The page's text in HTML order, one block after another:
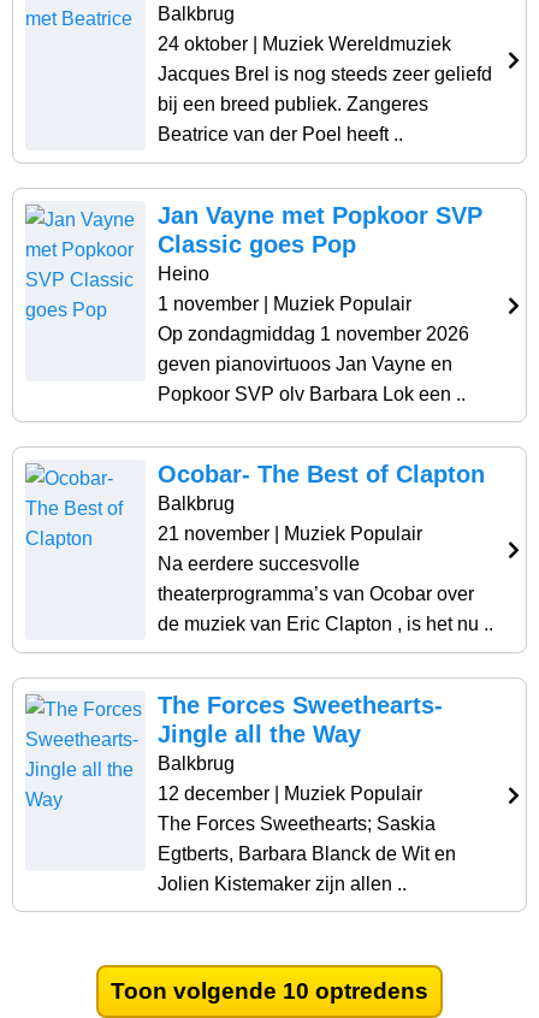
Balkbrug
24 oktober | Muziek Wereldmuziek
Jacques Brel is nog steeds zeer geliefd
bij een breed publiek. Zangeres
Beatrice van der Poel heeft ..
Jan Vayne met Popkoor SVP
Classic goes Pop
Heino
1 november | Muziek Populair
Op zondagmiddag 1 november 2026
geven pianovirtuoos Jan Vayne en
Popkoor SVP olv Barbara Lok een ..
Ocobar- The Best of Clapton
Balkbrug
21 november | Muziek Populair
Na eerdere succesvolle
theaterprogramma’s van Ocobar over
de muziek van Eric Clapton , is het nu ..
The Forces Sweethearts-
Jingle all the Way
Balkbrug
12 december | Muziek Populair
The Forces Sweethearts; Saskia
Egtberts, Barbara Blanck de Wit en
Jolien Kistemaker zijn allen ..
Toon volgende 10 optredens